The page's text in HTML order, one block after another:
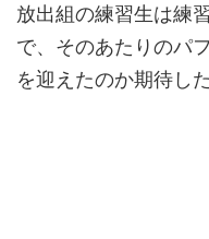
放出組の練習生は練
で、そのあたりのパ
を迎えたのか期待し